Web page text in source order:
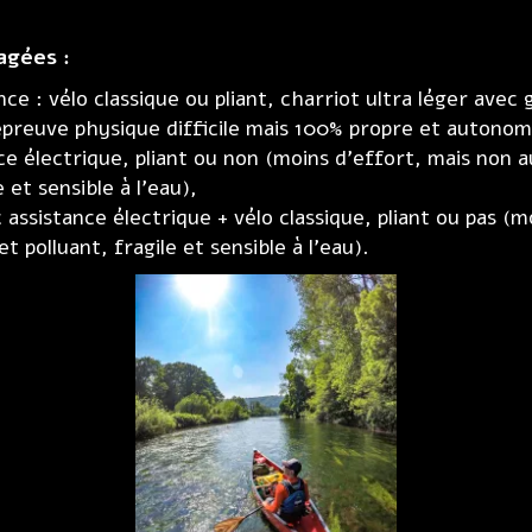
:
: vélo classique ou pliant, charriot ultra léger avec
physique difficile mais 100% propre et
électrique, pliant ou non (moins d’effort, mais non
sensible à l’eau),
assistance électrique + vélo classique, pliant ou pas
polluant, fragile et sensible à l’eau).